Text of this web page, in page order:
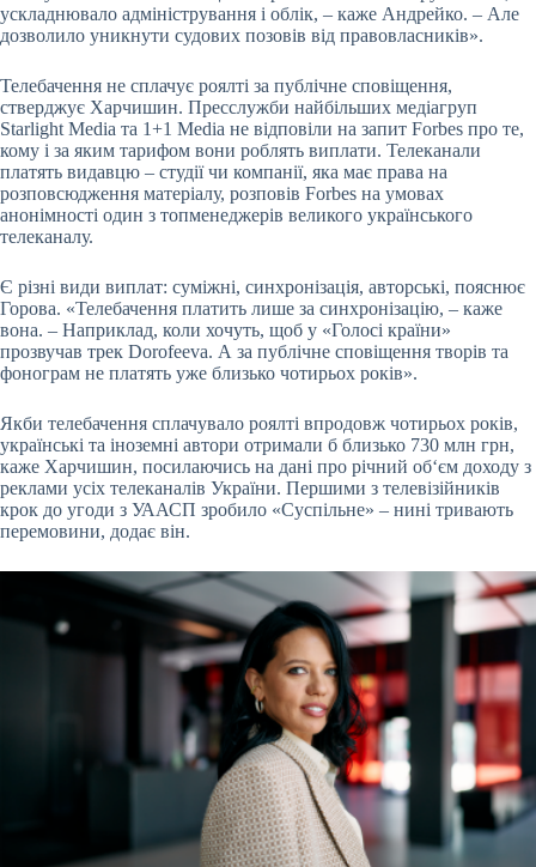
ускладнювало адміністрування і облік, – каже Андрейко. – Але
дозволило уникнути судових позовів від правовласників».
Телебачення не сплачує роялті за публічне сповіщення,
стверджує Харчишин. Пресслужби найбільших медіагруп
Starlight Media та 1+1 Media не відповіли на запит Forbes про те,
кому і за яким тарифом вони роблять виплати. Телеканали
платять видавцю – студії чи компанії, яка має права на
розповсюдження матеріалу, розповів Forbes на умовах
анонімності один з топменеджерів великого українського
телеканалу.
Є різні види виплат: суміжні, синхронізація, авторські, пояснює
Горова. «Телебачення платить лише за синхронізацію, – каже
вона. – Наприклад, коли хочуть, щоб у «Голосі країни»
прозвучав трек Dorofeeva. А за публічне сповіщення творів та
фонограм не платять уже близько чотирьох років».
Якби телебачення сплачувало роялті впродовж чотирьох років,
українські та іноземні автори отримали б близько 730 млн грн,
каже Харчишин, посилаючись на дані про річний об‘єм доходу з
реклами усіх телеканалів України. Першими з телевізійників
крок до угоди з УААСП зробило «Суспільне» – нині тривають
перемовини, додає він.